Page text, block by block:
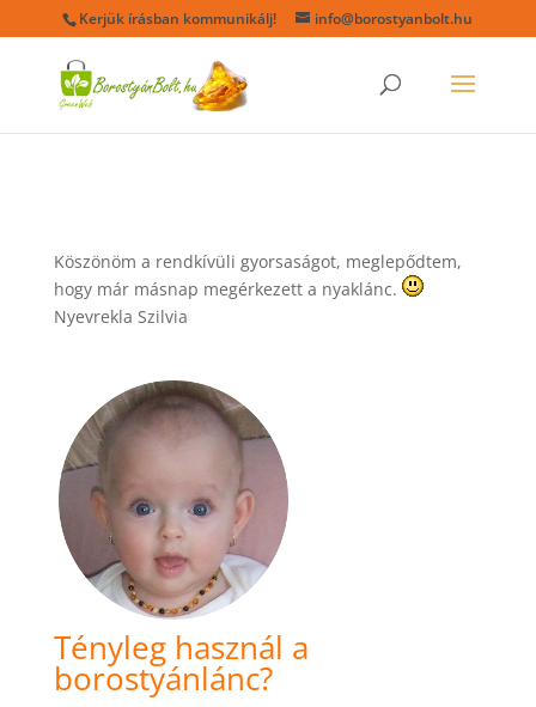
Kerjük írásban kommunikálj! info@borostyanbolt.hu
Köszönöm a rendkívüli gyorsaságot, meglepődtem,
hogy már másnap megérkezett a nyaklánc.
Nyevrekla Szilvia
Tényleg használ a
borostyánlánc?